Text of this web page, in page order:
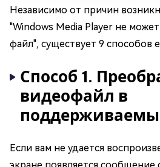
Независимо от причин
"Windows Media Player не
файл", существует 9 способов
Способ 1.
видеофайл в
Если вам не удается